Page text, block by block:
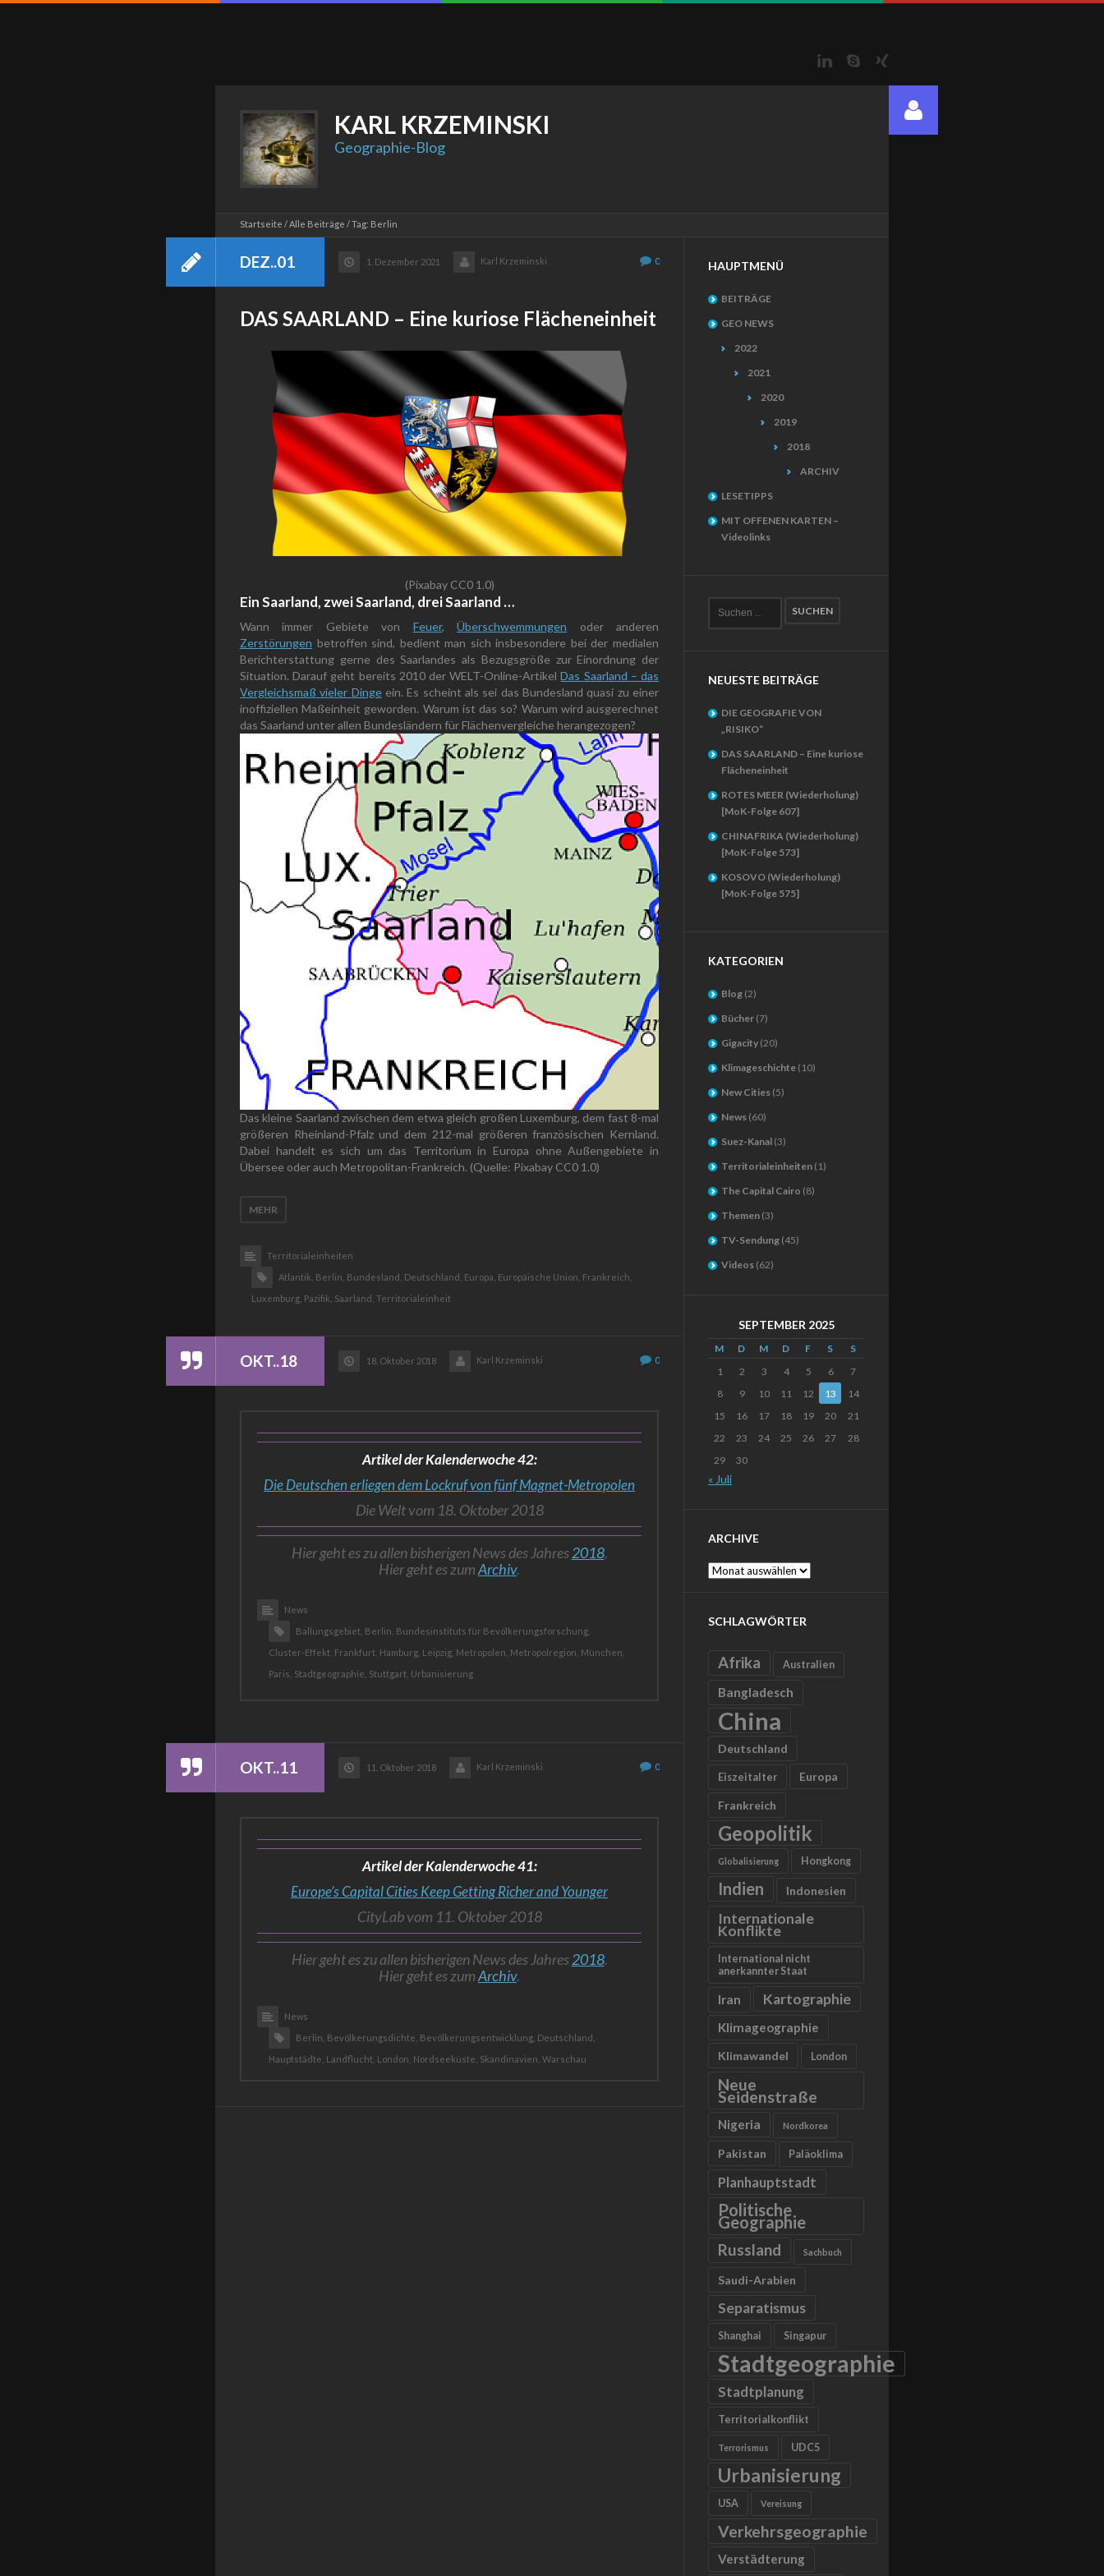
LinkedInSkype
KARL KRZEMINSKI
Geographie-Blog
Startseite Alle Beiträge Tag: Berlin
DEZ..01 1. Dezember 2021 0
Karl Krzeminski
DAS SAARLAND – Eine kuriose Flächeneinheit
(Pixabay CC0 1.0)
Ein Saarland, zwei Saarland, drei Saarland …
Wann immer Gebiete von Feuer,Überschwemmungen oder anderen
Zerstörungen betroffen sind, bedient man sich insbesondere bei der medialen
Berichterstattung gerne des Saarlandes als Bezugsgröße zur Einordnung der
Situation. Darauf geht bereits 2010 der WELT-Online-ArtikelDas Saarland – das
Vergleichsmaß vieler Dingeein. Es scheint als sei das Bundesland quasi zu einer
inoffiziellen Maßeinheit geworden. Warum ist das so? Warum wird ausgerechnet
das Saarland unter allen Bundesländern für Flächenvergleiche herangezogen?
Das kleine Saarland zwischen dem etwa gleich großen Luxemburg, dem fast 8-mal
größeren Rheinland-Pfalz und dem 212-mal größeren französischen Kernland.
Dabei handelt es sich um das Territorium in Europa ohne Außengebiete in
Übersee oder auch Metropolitan-Frankreich. (Quelle: Pixabay CC0 1.0)
MEHR
Territorialeinheiten
Atlantik, Berlin, Bundesland, Deutschland, Europa, Europäische Union, Frankreich,
Luxemburg, Pazifik, Saarland, Territorialeinheit
OKT..18 18. Oktober 2018 0
Karl Krzeminski
Artikel der Kalenderwoche 42:
Die Deutschen erliegen dem Lockruf von fünf Magnet-Metropolen
Die Welt vom 18. Oktober 2018
Hier geht es zu allen bisherigen News des Jahres2018.
Hier geht es zumArchiv.
News
Ballungsgebiet, Berlin, Bundesinstituts für Bevölkerungsforschung,
Cluster-Effekt, Frankfurt, Hamburg, Leipzig, Metropolen, Metropolregion, München,
Paris, Stadtgeographie, Stuttgart, Urbanisierung
OKT..11 11. Oktober 2018 0
Karl Krzeminski
Artikel der Kalenderwoche 41:
Europe’s Capital Cities Keep Getting Richer and Younger
CityLab vom 11. Oktober 2018
Hier geht es zu allen bisherigen News des Jahres2018.
Hier geht es zumArchiv.
News
Berlin, Bevölkerungsdichte, Bevölkerungsentwicklung, Deutschland,
Hauptstädte, Landflucht, London, Nordseeküste, Skandinavien, Warschau
HAUPTMENÜ
BEITRÄGE
GEO NEWS
2022
2021
2020
2019
2018
ARCHIV
LESETIPPS
MIT OFFENEN KARTEN –
Videolinks
NEUESTE BEITRÄGE
DIE GEOGRAFIE VON
„RISIKO“
DAS SAARLAND – Eine kuriose
Flächeneinheit
ROTES MEER (Wiederholung)
[MoK-Folge 607]
CHINAFRIKA (Wiederholung)
[MoK-Folge 573]
KOSOVO (Wiederholung)
[MoK-Folge 575]
KATEGORIEN
Blog (2)
Bücher (7)
Gigacity (20)
Klimageschichte (10)
New Cities (5)
News (60)
Suez-Kanal (3)
Territorialeinheiten (1)
The Capital Cairo (8)
Themen (3)
TV-Sendung (45)
Videos (62)
SEPTEMBER 2025
M D M D F S
S
1
2 3 4 5 6
7
8
9 10 11 12 13
14
15
16 17 18 19 20
21
22
23 24 25 26 27
28
29
30
« Juli
ARCHIVE
Archive
SCHLAGWÖRTER
Afrika Australien
Bangladesch
China
Deutschland
Eiszeitalter Europa
Frankreich
Geopolitik
Globalisierung Hongkong
Indien Indonesien
Internationale
Konflikte
International nicht
anerkannter Staat
Iran Kartographie
Klimageographie
Klimawandel London
Neue
Seidenstraße
Nigeria Nordkorea
Pakistan Paläoklima
Planhauptstadt
Politische
Geographie
Russland Sachbuch
Saudi-Arabien
Separatismus
Shanghai Singapur
Stadtgeographie
Stadtplanung
Territorialkonflikt
Terrorismus UDC5
Urbanisierung
USA Vereisung
Verkehrsgeographie
Verstädterung